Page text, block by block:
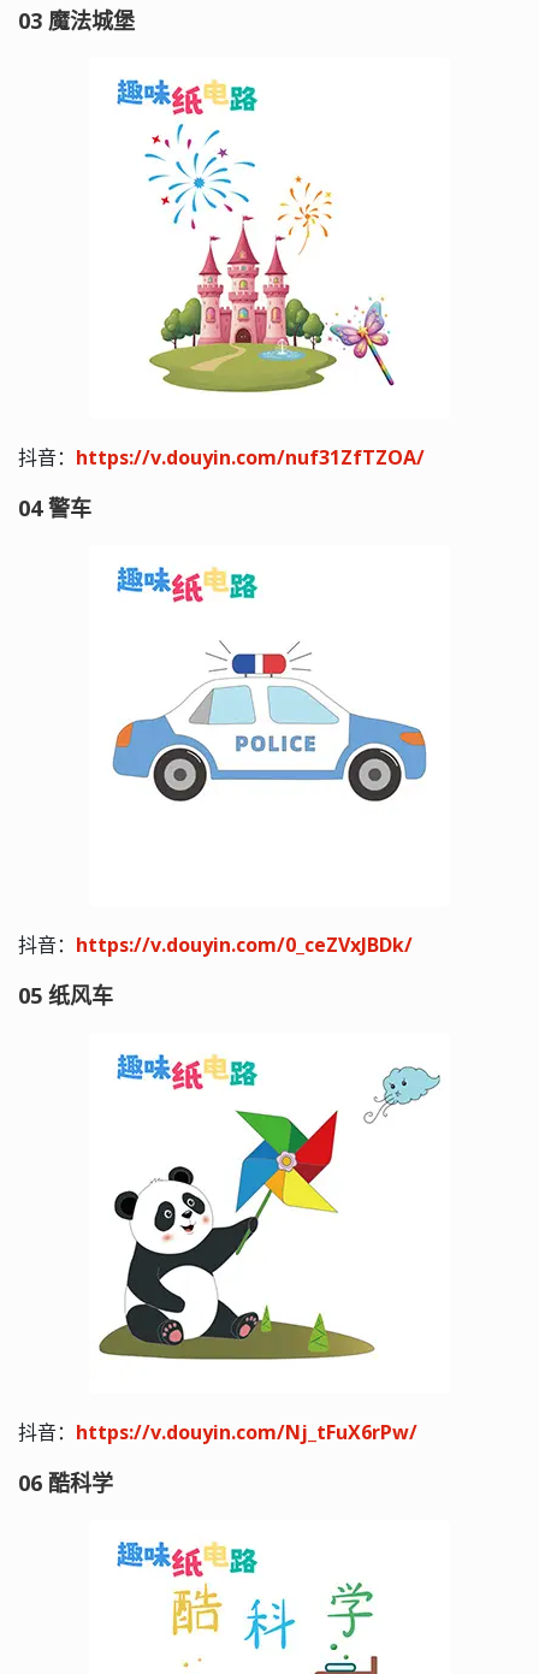
03 魔法城堡
抖音： https://v.douyin.com/nuf31ZfTZOA/
04 警车
抖音： https://v.douyin.com/0_ceZVxJBDk/
05 纸风车
抖音： https://v.douyin.com/Nj_tFuX6rPw/
06 酷科学